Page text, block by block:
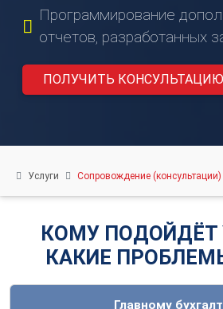
Вебинары
Контакты
Удалённый
помощник
Программирование
отчетов, разработанных
ПОЛУЧИТЬ КОНСУЛЬТАЦИЮ
Услуги Сопровождение (консультации)
КОМУ ПОДОЙДЁТ
КАКИЕ
Главному